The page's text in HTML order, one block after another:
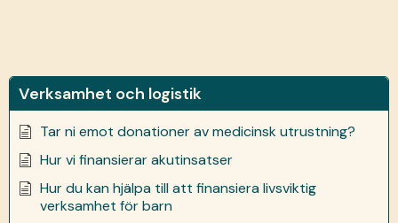
Verksamhet och logistik
Tar ni emot donationer av medicinsk utrustning?
Hur vi finansierar akutinsatser
Hur du kan hjälpa till att finansiera livsviktig
verksamhet för barn